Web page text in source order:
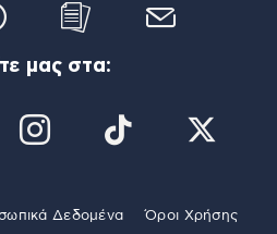
μας στα:
Δεδομένα Όροι Χρήσης